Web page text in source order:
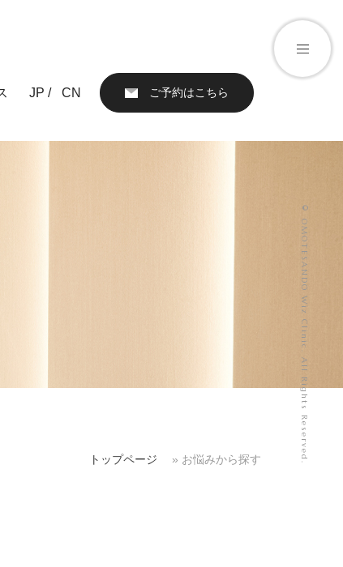
ご予約はこちら
JP / CN
トップページ » お悩みから探す © OMOTESANDO Wiz Clinic. All Rights Reserved.